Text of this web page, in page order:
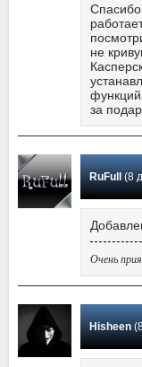
не
за
RuFull(8
Очень
Hisheen(8